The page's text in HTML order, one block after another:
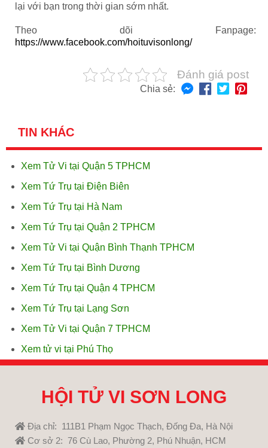
lại với bạn trong thời gian sớm nhất.
Theo dõi Fanpage:
https://www.facebook.com/hoituvisonlong/
Đánh giá post
Chia sẻ:
TIN KHÁC
Xem Tử Vi tại Quận 5 TPHCM
Xem Tứ Trụ tại Điện Biên
Xem Tứ Trụ tại Hà Nam
Xem Tứ Trụ tại Quận 2 TPHCM
Xem Tử Vi tại Quận Bình Thạnh TPHCM
Xem Tứ Trụ tại Bình Dương
Xem Tứ Trụ tại Quận 4 TPHCM
Xem Tứ Trụ tại Lạng Sơn
Xem Tử Vi tại Quận 7 TPHCM
Xem tử vi tại Phú Thọ
HỘI TỬ VI SƠN LONG
Địa chỉ: 111B1 Phạm Ngọc Thạch, Đống Đa, Hà Nội
Cơ sở 2: 76 Cù Lao, Phường 2, Phú Nhuận, HCM